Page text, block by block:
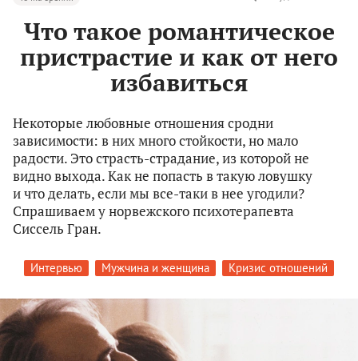
Что такое романтическое
пристрастие и как от него
избавиться
Некоторые любовные отношения сродни
зависимости: в них много стойкости, но мало
радости. Это страсть-страдание, из которой не
видно выхода. Как не попасть в такую ловушку
и что делать, если мы все-таки в нее угодили?
Спрашиваем у норвежского психотерапевта
Сиссель Гран.
Интервью Мужчина и женщина Кризис отношений